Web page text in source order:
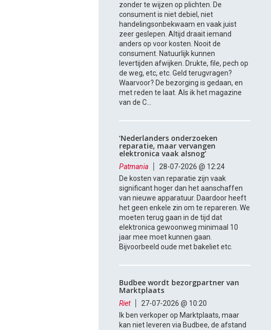
zonder te wijzen op plichten. De
consument is niet debiel, niet
handelingsonbekwaam en vaak juist
zeer geslepen. Altijd draait iemand
anders op voor kosten. Nooit de
consument. Natuurlijk kunnen
levertijden afwijken. Drukte, file, pech op
de weg, etc, etc. Geld terugvragen?
Waarvoor? De bezorging is gedaan, en
met reden te laat. Als ik het magazine
van de C...
‘Nederlanders onderzoeken
reparatie, maar vervangen
elektronica vaak alsnog’
Patmania
28-07-2026 @ 12:24
De kosten van reparatie zijn vaak
significant hoger dan het aanschaffen
van nieuwe apparatuur. Daardoor heeft
het geen enkele zin om te repareren. We
moeten terug gaan in de tijd dat
elektronica gewoonweg minimaal 10
jaar mee moet kunnen gaan.
Bijvoorbeeld oude met bakeliet etc.
Budbee wordt bezorgpartner van
Marktplaats
Riet
27-07-2026 @ 10:20
Ik ben verkoper op Marktplaats, maar
kan niet leveren via Budbee, de afstand